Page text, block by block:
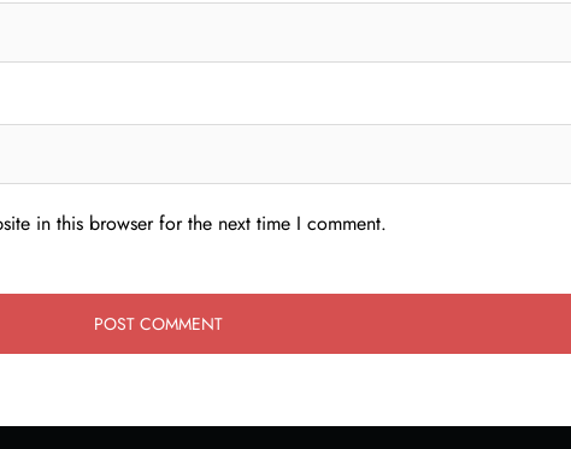
in this browser for the next time I comment.